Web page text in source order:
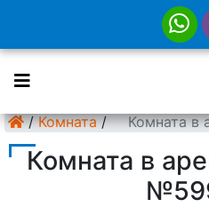
/ Комната / Комната в
Комната в